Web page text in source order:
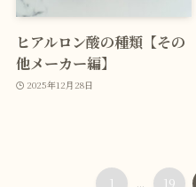
ヒアルロン酸の種類【その
他メーカー編】
2025年12月28日
1 ... 19